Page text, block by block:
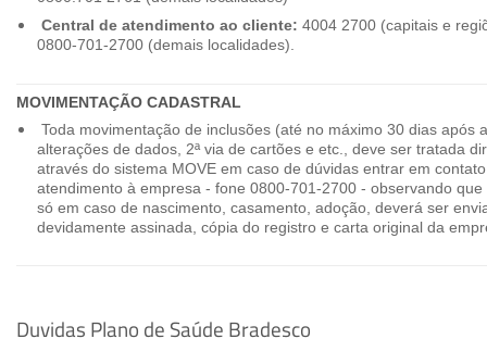
Central de atendimento ao cliente: 4004 2700 (capitais e
0800-701-2700 (demais localidades).
MOVIMENTAÇÃO CADASTRAL
Toda movimentação de inclusões (até no máximo 30 dias após
alterações de dados, 2ª via de cartões e etc., deve ser tratada
através do sistema MOVE em caso de dúvidas entrar em
atendimento à empresa - fone 0800-701-2700 - observando
só em caso de nascimento, casamento, adoção, deverá ser
devidamente assinada, cópia do registro e carta original da
Duvidas Plano de Saúde Bradesco